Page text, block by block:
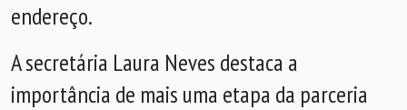
endereço.
A secretária Laura Neves destaca a
importância de mais uma etapa da parceria